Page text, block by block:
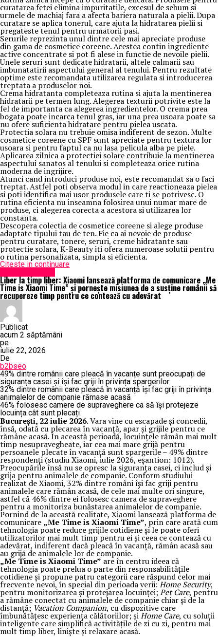
curatarea fetei elimina impuritatile, excesul de sebum si
urmele de machiaj fara a afecta bariera naturala a pielii. Dupa
curatare se aplica tonerul, care ajuta la hidratarea pielii si
pregateste tenul pentru urmatorii pasi.
Serurile reprezinta unul dintre cele mai apreciate produse
din gama de cosmetice coreene. Acestea contin ingrediente
active concentrate si pot fi alese in functie de nevoile pielii.
Unele seruri sunt dedicate hidratarii, altele calmarii sau
imbunatatirii aspectului general al tenului. Pentru rezultate
optime este recomandata utilizarea regulata si introducerea
treptata a produselor noi.
Crema hidratanta completeaza rutina si ajuta la mentinerea
hidratarii pe termen lung. Alegerea texturii potrivite este la
fel de importanta ca alegerea ingredientelor. O crema prea
bogata poate incarca tenul gras, iar una prea usoara poate sa
nu ofere suficienta hidratare pentru pielea uscata.
Protectia solara nu trebuie omisa indiferent de sezon. Multe
cosmetice coreene cu SPF sunt apreciate pentru textura lor
usoara si pentru faptul ca nu lasa pelicula alba pe piele.
Aplicarea zilnica a protectiei solare contribuie la mentinerea
aspectului sanatos al tenului si completeaza orice rutina
moderna de ingrijire.
Atunci cand introduci produse noi, este recomandat sa o faci
treptat. Astfel poti observa modul in care reactioneaza pielea
si poti identifica mai usor produsele care ti se potrivesc. O
rutina eficienta nu inseamna folosirea unui numar mare de
produse, ci alegerea corecta a acestora si utilizarea lor
constanta.
Descopera colectia de cosmetice coreene si alege produse
adaptate tipului tau de ten. Fie ca ai nevoie de produse
pentru curatare, tonere, seruri, creme hidratante sau
protectie solara, K-Beauty iti ofera numeroase solutii pentru
o rutina personalizata, simpla si eficienta.
Citeste in continuare
Liber la timp liber: Xiaomi lansează platforma de comunicare „Me
Time is Xiaomi Time” și pornește misiunea de a susține românii să
recupereze timp pentru ce contează cu adevărat
Publicat
acum 2 săptămâni
pe
iulie 22, 2026
De
b2bseo
49% dintre românii care pleacă în vacanțe sunt preocupați de
siguranța casei și își fac griji în privința spargerilor
32% dintre românii care pleacă în vacanță își fac griji în privința
animalelor de companie rămase acasă
46% folosesc camere de supraveghere ca să își protejeze
locuința cât sunt plecați
București, 22 iulie 2026. Vara vine cu escapade și concedii,
însă, odată cu plecarea în vacanță, apar și grijile pentru ce
rămâne acasă. În această perioadă, locuințele rămân mai mult
timp nesupravegheate, iar cea mai mare grijă pentru
persoanele plecate în vacanță sunt spargerile – 49% dintre
respondenți (studiu Xiaomi, iulie 2026, eșantion: 1012).
Preocupările însă nu se opresc la siguranța casei, ci includ și
grija pentru animalele de companie. Conform studiului
realizat de Xiaomi, 32% dintre români își fac griji pentru
animalele care rămân acasă, de cele mai multe ori singure,
astfel că 46% dintre ei folosesc camera de supraveghere
pentru a monitoriza bunăstarea animalelor de companie.
Pornind de la această realitate, Xiaomi lansează platforma de
comunicare „Me Time is Xiaomi Time”, prin care arată cum
tehnologia poate reduce grijile cotidiene și le poate oferi
utilizatorilor mai mult timp pentru ei și ceea ce contează cu
adevărat, indiferent dacă pleacă în vacanță, rămân acasă sau
au grijă de animalele lor de companie.
„Me Time is Xiaomi Time” are în centru ideea că
tehnologia poate prelua o parte din responsabilitățile
cotidiene și propune patru categorii care răspund celor mai
frecvente nevoi, în special din perioada verii:Home Security,
pentru monitorizarea și protejarea locuinței;Pet Care, pentru
a rămâne conectat cu animalele de companie chiar și de la
distanță; Vacation Companion, cu dispozitive care
îmbunătățesc experiența călătoriilor; șiHome Care, cu soluții
inteligente care simplifică activitățile de zi cu zi, pentru mai
mult timp liber, liniște și relaxare acasă.